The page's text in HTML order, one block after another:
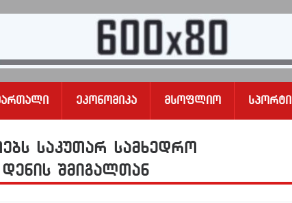
Ეკონომიკა Მსოფლიო Სპორტი
საკუთარ სამხედრო
შმიგალთან